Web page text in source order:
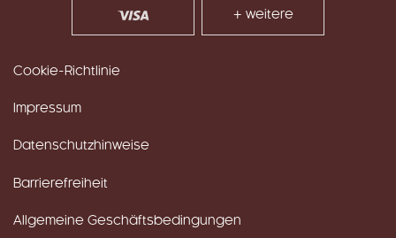
+ weitere
Cookie-Richtlinie
Impressum
Datenschutzhinweise
Barrierefreiheit
Allgemeine Geschäftsbedingungen